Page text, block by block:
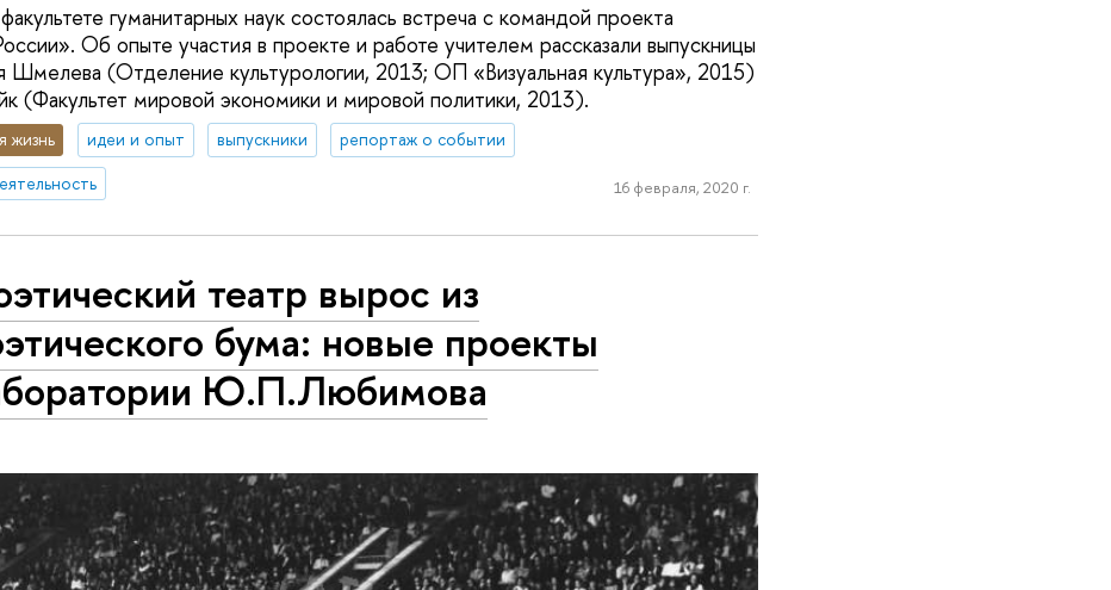
гуманитарных наук состоялась встреча с командой проекта
Об опыте участия в проекте и работе учителем рассказали выпускницы
(Отделение культурологии, 2013; ОП «Визуальная культура», 2015)
(Факультет мировой экономики и мировой политики, 2013).
жизнь идеи и опыт выпускники
репортаж о событии
16 февраля, 2020 г.
театр вырос из
бума: новые проекты
Ю.П.Любимова